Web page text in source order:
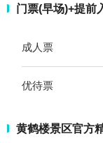
门票(早场)+提前
成人票
优待票
黄鹤楼景区官方